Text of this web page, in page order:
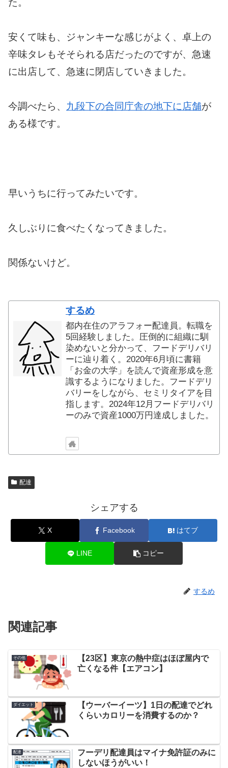
た。
安くて味も、ジャンキーな感じがよく、卓上の
辛味タレもそそられる店だったのですが、急速
に出店して、急速に閉店していきました。
今調べたら、 九段下の合同庁舎の地下に店舗が
ある様です。
早いうちに行ってみたいです。
久しぶりに食べたくなってきました。
関係ないけど。
するめ
都内在住のアラフォー配達員。転職を
5回経験しました。圧倒的に組織に馴
染めないと分かって、フードデリバリ
ーに辿り着く。2020年6月頃に書籍
「お金の大学」を読んで資産形成を意
識するようになりました。フードデリ
バリーをしながら、セミリタイアを目
指します。2024年12月フードデリバリ
ーのみで資産1000万円達成しました。
配達
シェアする
X Facebook はてブ
LINE コピー
するめ
関連記事
その他
【23区】東京の熱中症はほぼ屋内で
亡くなる件【エアコン】
ダイエット
【ウーバーイーツ】1日の配達でどれ
くらいカロリーを消費するのか？
配達
フーデリ配達員はマイナ免許証のみに
しないほうがいい！